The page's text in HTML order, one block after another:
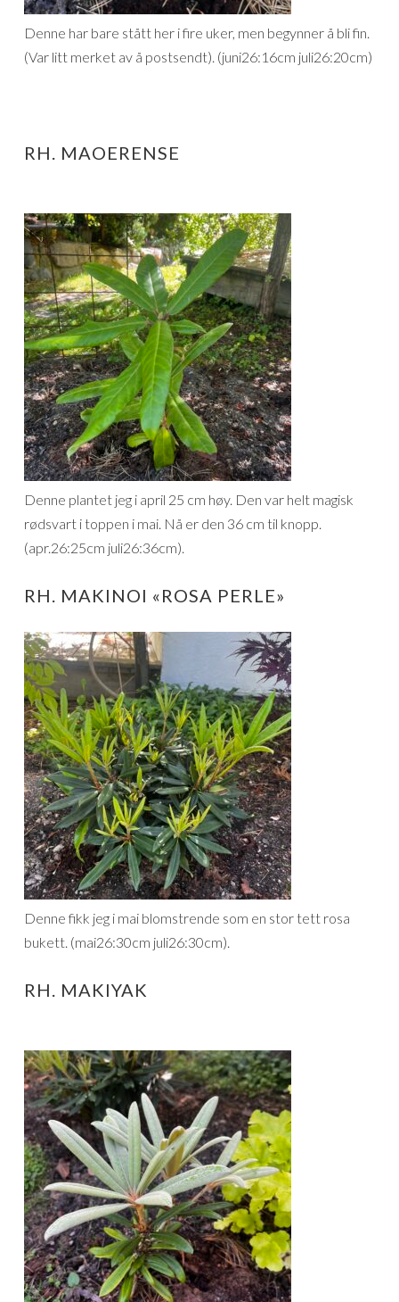
Denne har bare stått her i fire uker, men begynner å bli fin.
(Var litt merket av å postsendt). (juni26:16cm juli26:20cm)
RH. MAOERENSE
Denne plantet jeg i april 25 cm høy. Den var helt magisk
rødsvart i toppen i mai. Nå er den 36 cm til knopp.
(apr.26:25cm juli26:36cm).
RH. MAKINOI «ROSA PERLE»
Denne fikk jeg i mai blomstrende som en stor tett rosa
bukett. (mai26:30cm juli26:30cm).
RH. MAKIYAK